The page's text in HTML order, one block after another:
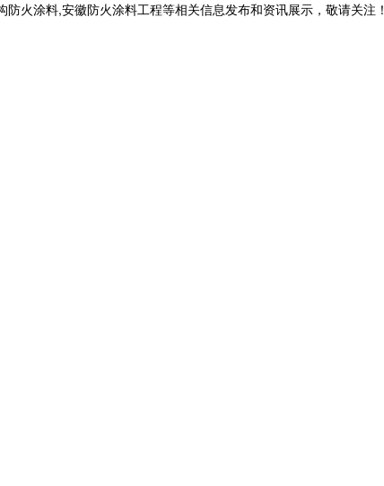
防火涂料,安徽防火涂料工程等相关信息发布和资讯展示，敬请关注！